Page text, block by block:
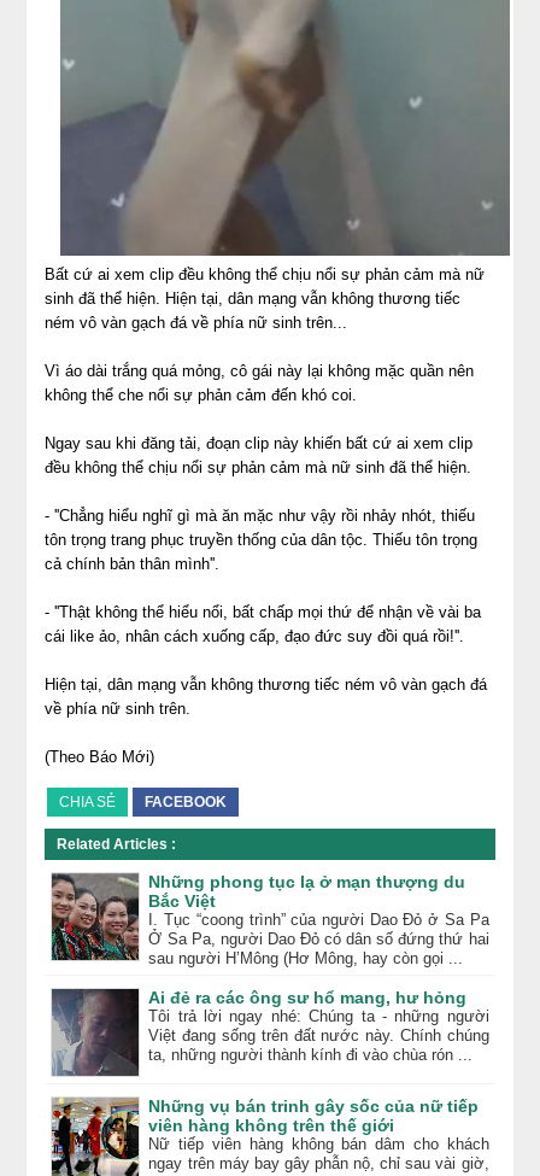
Bất cứ ai xem clip đều không thể chịu nổi sự phản cảm mà nữ
sinh đã thể hiện. Hiện tại, dân mạng vẫn không thương tiếc
ném vô vàn gạch đá về phía nữ sinh trên...
Vì áo dài trắng quá mỏng, cô gái này lại không mặc quần nên
không thể che nổi sự phản cảm đến khó coi.
Ngay sau khi đăng tải, đoạn clip này khiến bất cứ ai xem clip
đều không thể chịu nổi sự phản cảm mà nữ sinh đã thể hiện.
- ''Chẳng hiểu nghĩ gì mà ăn mặc như vậy rồi nhảy nhót, thiếu
tôn trọng trang phục truyền thống của dân tộc. Thiếu tôn trọng
cả chính bản thân mình''.
- ''Thật không thể hiểu nổi, bất chấp mọi thứ để nhận về vài ba
cái like ảo, nhân cách xuống cấp, đạo đức suy đồi quá rồi!''.
Hiện tại, dân mạng vẫn không thương tiếc ném vô vàn gạch đá
về phía nữ sinh trên.
(Theo Báo Mới)
CHIA SẺ FACEBOOK
Related Articles :
Những phong tục lạ ở mạn thượng du
Bắc Việt
I. Tục “coong trình” của người Dao Đỏ ở Sa Pa
Ở Sa Pa, người Dao Đỏ có dân số đứng thứ hai
sau người H’Mông (Hơ Mông, hay còn gọi ...
Ai đẻ ra các ông sư hổ mang, hư hỏng
Tôi trả lời ngay nhé: Chúng ta - những người
Việt đang sống trên đất nước này. Chính chúng
ta, những người thành kính đi vào chùa rón ...
Những vụ bán trinh gây sốc của nữ tiếp
viên hàng không trên thế giới
Nữ tiếp viên hàng không bán dâm cho khách
ngay trên máy bay gây phẫn nộ, chỉ sau vài giờ,